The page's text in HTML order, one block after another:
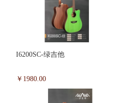
I6200SC-绿吉他
￥1980.00